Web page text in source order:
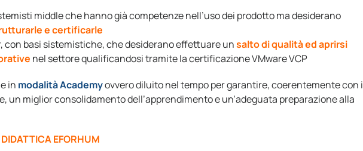
middle che hanno già competenze nell’uso dei prodotto ma desiderano
e certificarle
con basi sistemistiche, che desiderano effettuare unsalto di qualità ed aprirsi
nel settore qualificandosi tramite la certificazione VMware VCP
in modalità Academyovvero diluito nel tempo per garantire, coerentemente con
un miglior consolidamento dell’apprendimento e un’adeguata preparazione alla
EFORHUM